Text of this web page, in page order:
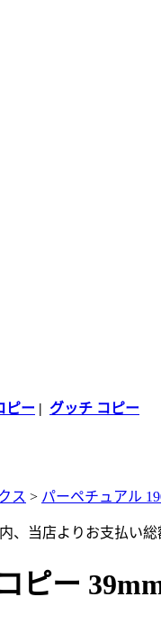
ピー | グッチ コピー
ス > パーペチュアル
当店よりお支払い
ピー